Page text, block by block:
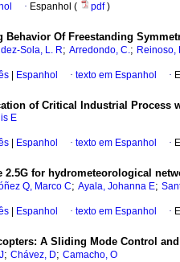
· Espanhol ( pdf)
Behavior Of Freestanding
Sola, L. R; Arredondo, C.; Reinoso,
Espanhol · texto em Espanhol ·
of Critical Industrial Process
E
Espanhol · texto em Espanhol ·
2.5G for hydrometeorological
Q, Marco C; Ayala, Johanna E;
Espanhol · texto em Espanhol ·
: A Sliding Mode Control
; Chávez, D; Camacho, O